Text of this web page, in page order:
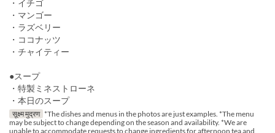
・イチゴ
・マンゴー
・ラズベリー
・ココナッツ
・チャイティー
●スープ
・特製ミネストローネ
・本日のスープ
सूक्ष्म मुद्रण *The dishes and menus in the photos are just examples. *The menu
may be subject to change depending on the season and availability. *We are
unable to accommodate requests to change ingredients for afternoon tea and